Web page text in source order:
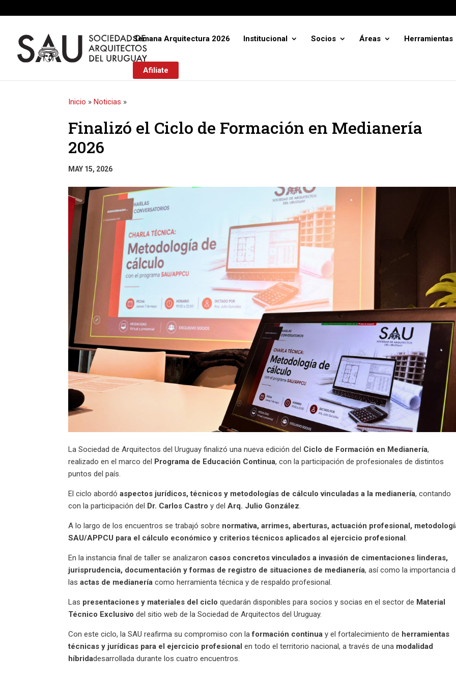
Semana Arquitectura 2026 Institucional Socios Áreas Herramientas
Afiliate
Inicio »Noticias »
Finalizó el Ciclo de Formación en Medianería
2026
MAY 15, 2026
La Sociedad de Arquitectos del Uruguay finalizó una nueva edición del Ciclo de Formación en Medianería,
realizado en el marco del Programa de Educación Continua, con la participación de profesionales de distintos
puntos del país.
El ciclo abordóaspectos jurídicos, técnicos y metodologías de cálculo vinculadas a la medianería, contando
con la participación del Dr. Carlos Castro y delArq. Julio González.
A lo largo de los encuentros se trabajó sobre normativa, arrimes, aberturas, actuación profesional,
SAU/APPCU para el cálculo económico y criterios técnicos aplicados al ejercicio profesional.
En la instancia final de taller se analizaron casos concretos vinculados a invasión de cimentaciones linderas,
jurisprudencia, documentación y formas de registro de situaciones de medianería, así como la importancia
lasactas de medianería como herramienta técnica y de respaldo profesional.
Las presentaciones y materiales del ciclo quedarán disponibles para socios y socias en el sector de Material
Técnico Exclusivo del sitio web de la Sociedad de Arquitectos del Uruguay.
Con este ciclo, la SAU reafirma su compromiso con laformación continua y el fortalecimiento de herramientas
técnicas y jurídicas para el ejercicio profesional en todo el territorio nacional, a través de una modalidad
híbridadesarrollada durante los cuatro encuentros.